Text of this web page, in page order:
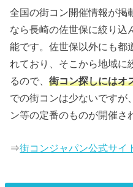
全国の街コン開催情報が掲
なら長崎の佐世保に絞り込
能です。佐世保以外にも都
れており、そこから地域に
るので、街コン探しにはオ
での街コンは少ないですが
ン等の定番のものが開催さ
⇒街コンジャパン公式サイ